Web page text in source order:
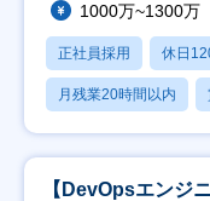
1000万~1300万
正社員採用 休日
月残業20時間以内
【DevOpsエンジ